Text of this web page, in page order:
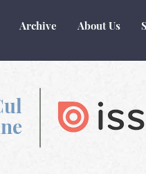
Archive About Us